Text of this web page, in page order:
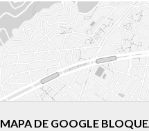
MAPA DE GOOGLE